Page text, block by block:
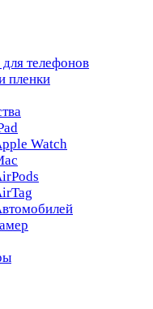
телефонов
пленки
Watch